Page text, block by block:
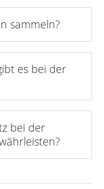
sammeln?
es bei der
bei der